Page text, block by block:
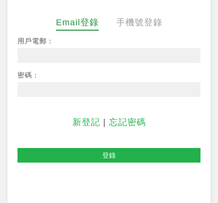
Email登錄 手機號登錄
用戶電郵：
密碼：
新登記 忘記密碼